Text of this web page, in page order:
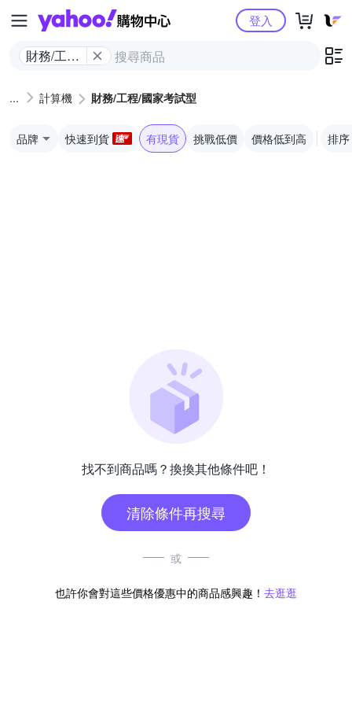
Yahoo購物中心
財務/工程/
型
登入
計算機 財務/工程/國家考試型
品牌 快速到貨 有現貨 挑戰低價 價格低到高 排序
找不到商品嗎？換換其他條件吧！
清除條件再搜尋
或
也許你會對這些價格優惠中的商品感興趣！ 去逛逛